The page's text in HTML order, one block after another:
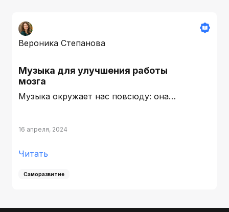
Вероника Степанова
Музыка для улучшения работы
мозга
Музыка окружает нас повсюду: она…
16 апреля, 2024
Читать
Саморазвитие